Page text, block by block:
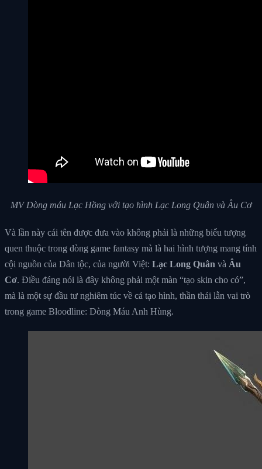
MV Dòng máu Lạc Hồng với tạo hình Lạc Long Quân và Âu Cơ
Và lần này cái tên được đưa vào không phải là những biểu tượng
quen thuộc trong dòng game fantasy mà là hai hình tượng mang tính
cội nguồn của Dân tộc, của người Việt: Lạc Long Quân và Âu
Cơ. Điều đáng nói là đây không phải một màn “tạo skin cho có”,
mà là một sự đầu tư nghiêm túc về cả tạo hình, thần thái lẫn vai trò
trong game Bloodline: Dòng Máu Anh Hùng.